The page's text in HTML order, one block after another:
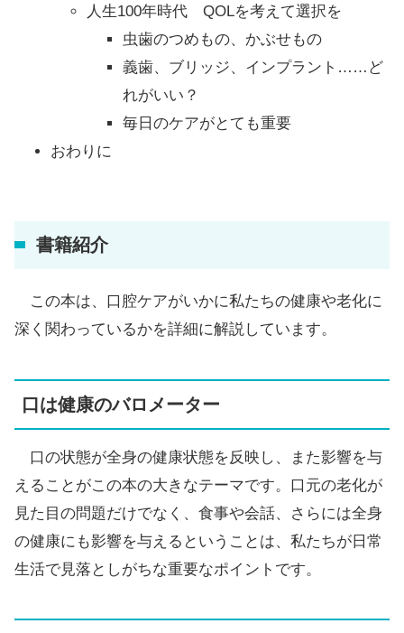
人生100年時代 QOLを考えて選択を
虫歯のつめもの、かぶせもの
義歯、ブリッジ、インプラント……ど
れがいい？
毎日のケアがとても重要
おわりに
書籍紹介
この本は、口腔ケアがいかに私たちの健康や老化に
深く関わっているかを詳細に解説しています。
口は健康のバロメーター
口の状態が全身の健康状態を反映し、また影響を与
えることがこの本の大きなテーマです。口元の老化が
見た目の問題だけでなく、食事や会話、さらには全身
の健康にも影響を与えるということは、私たちが日常
生活で見落としがちな重要なポイントです。